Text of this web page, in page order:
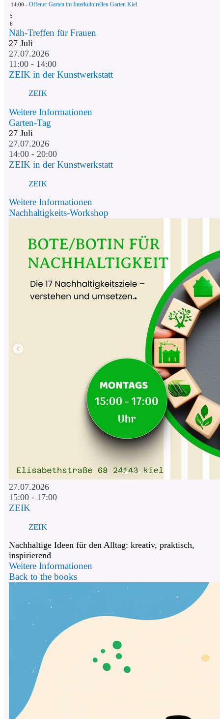
14:00 - Offener Garten im Interkulturellen Garten Kiel
5
6
Näh-Treffen für Frauen
27 Juli
27.07.2026
11:00 - 14:00
ZEIK in der Kunstwerkstatt
ZEIK
Weitere Informationen
Garten-Tag
27 Juli
27.07.2026
14:00 - 20:00
ZEIK in der Kunstwerkstatt
ZEIK
Weitere Informationen
Nachhaltigkeits-Workshop
27.07.2026
15:00 - 17:00
ZEIK
ZEIK
Nachhaltige Ideen für den Alltag: kreativ, praktisch,
inspirierend
Weitere Informationen
Back to the books